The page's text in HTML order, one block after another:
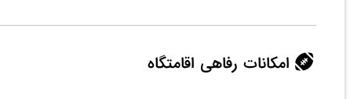
امکانات رفاهی اقامتگاه